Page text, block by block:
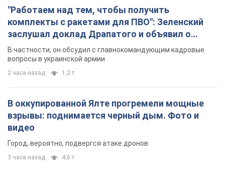
"Работаем над тем, чтобы получить
комплекты с ракетами для ПВО": Зеленский
заслушал доклад Драпатого и объявил о
новых мерах
В частности, он обсудил с главнокомандующим кадровые
вопросы в украинской армии
2 часа назад 1,2 т.
В оккупированной Ялте прогремели мощные
взрывы: поднимается черный дым. Фото и
видео
Город, вероятно, подвергся атаке дронов
3 часа назад 4,6 т.